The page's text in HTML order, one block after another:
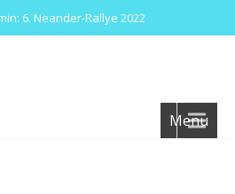
6. Neander-Rallye 2022
Menu